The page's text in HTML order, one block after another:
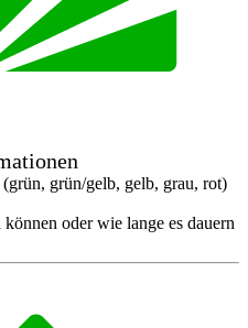
grün/gelb, gelb, grau, rot)
oder wie lange es dauern